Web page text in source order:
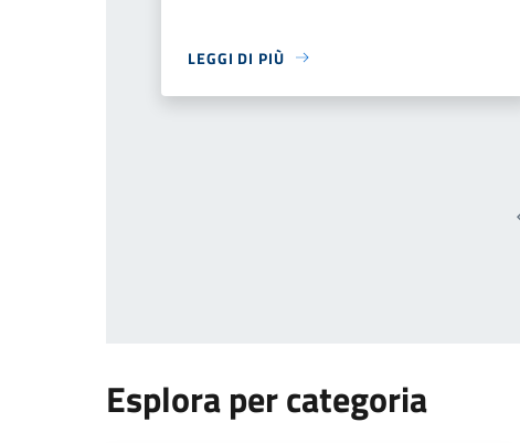
LEGGI DI PIÙ
Esplora per categoria